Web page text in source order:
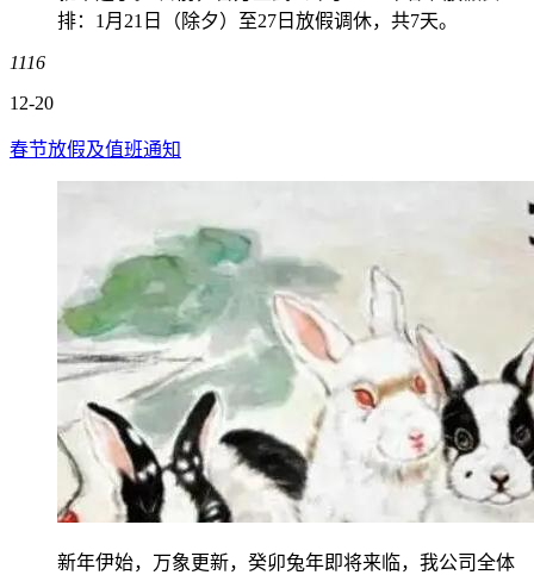
排：1月21日（除夕）至27日放假调休，共7天。
1116
12-20
春节放假及值班通知
新年伊始，万象更新，癸卯兔年即将来临，我公司全体